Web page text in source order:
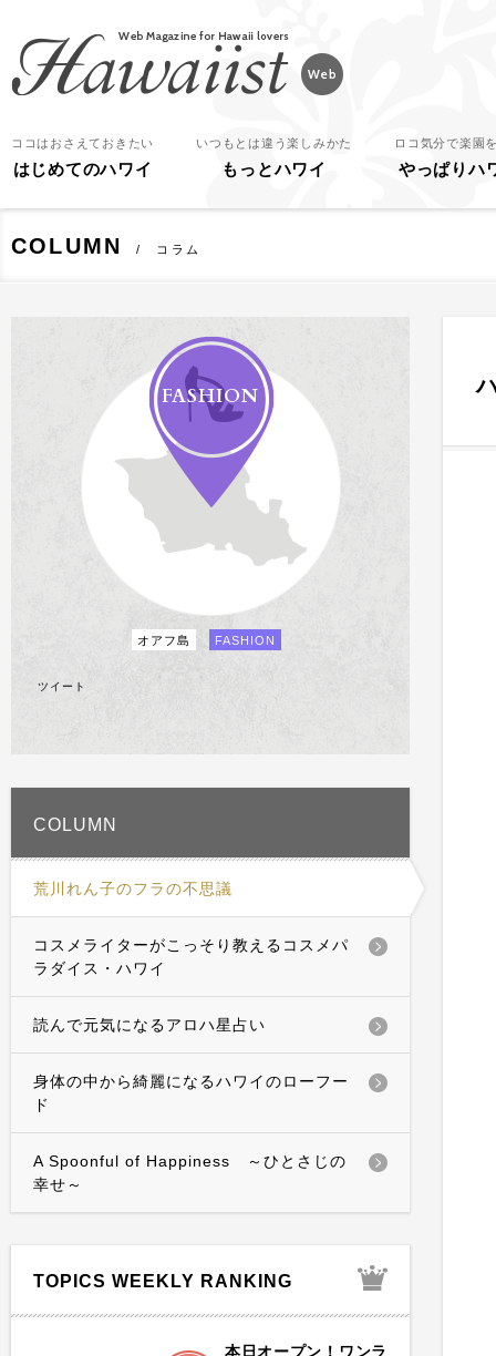
ココはおさえておきたい
はじめてのハワイ
いつもとは違う楽しみかた
もっとハワイ
ロコ気分で楽園
やっぱりハ
COLUMN コラム
FASHION
オアフ島 FASHION
ツイート
COLUMN
荒川れん子のフラの不思議
コスメライターがこっそり教えるコスメパ
ラダイス・ハワイ
読んで元気になるアロハ星占い
身体の中から綺麗になるハワイのローフー
ド
A Spoonful of Happiness ～ひとさじの
幸せ～
TOPICS WEEKLY RANKING
本日オープン！ワンラ